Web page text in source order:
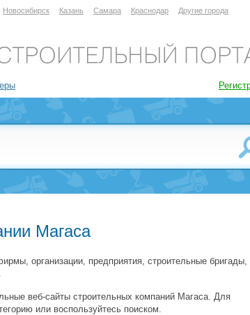
Новосибирск Казань Самара Краснодар Другие города
Магаса
организации, предприятия, строительные бригады,
веб-сайты строительных компаний Магаса. Для
или воспользуйтесь поиском.